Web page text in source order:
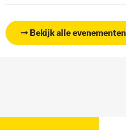
Bekijk alle evenementen